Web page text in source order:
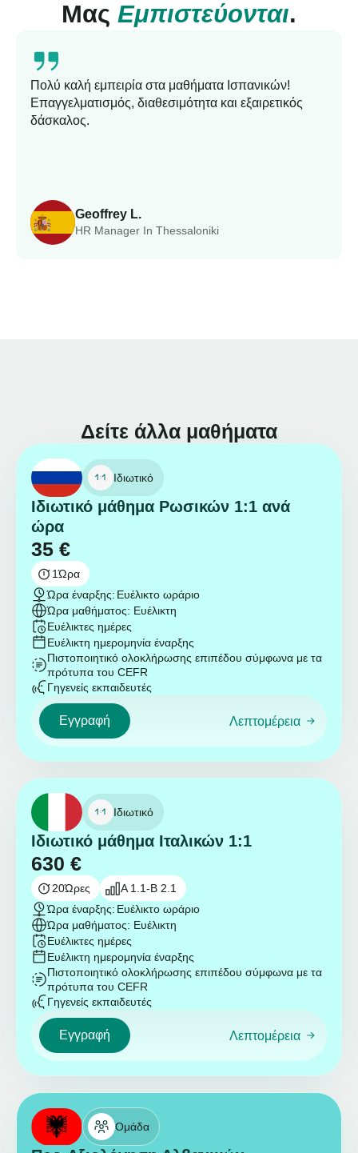
Μας Εμπιστεύονται.
Geoffrey L.
HR Manager In Thessaloniki
Πολύ καλή εμπειρία στα μαθήματα Ισπανικών!
Επαγγελματισμός, διαθεσιμότητα και εξαιρετικός
δάσκαλος.
Δείτε άλλα μαθήματα
Ιδιωτικό
Ιδιωτικό μάθημα Ρωσικών 1:1 ανά
ώρα
35 €
1Ώρα
Ώρα έναρξης: Ευέλικτο ωράριο
Ώρα μαθήματος: Ευέλικτη
Ευέλικτες ημέρες
Ευέλικτη ημερομηνία έναρξης
Πιστοποιητικό ολοκλήρωσης επιπέδου σύμφωνα με τα
πρότυπα του CEFR
Γηγενείς εκπαιδευτές
Εγγραφή Λεπτομέρεια
Ιδιωτικό
Ιδιωτικό μάθημα Ιταλικών 1:1
630 €
20Ώρες
A 1.1-B 2.1
Ώρα έναρξης: Ευέλικτο ωράριο
Ώρα μαθήματος: Ευέλικτη
Ευέλικτες ημέρες
Ευέλικτη ημερομηνία έναρξης
Πιστοποιητικό ολοκλήρωσης επιπέδου σύμφωνα με τα
πρότυπα του CEFR
Γηγενείς εκπαιδευτές
Εγγραφή Λεπτομέρεια
Ομάδα